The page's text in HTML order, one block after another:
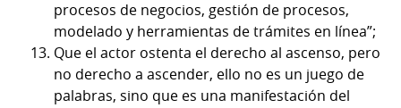
procesos de negocios, gestión de procesos,
modelado y herramientas de trámites en línea”;
Que el actor ostenta el derecho al ascenso, pero
no derecho a ascender, ello no es un juego de
palabras, sino que es una manifestación del